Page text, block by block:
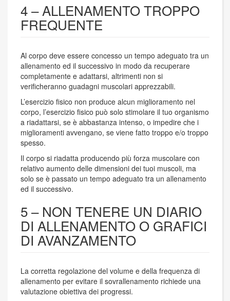
4 – ALLENAMENTO TROPPO
FREQUENTE
Al corpo deve essere concesso un tempo adeguato tra un
allenamento ed il successivo in modo da recuperare
completamente e adattarsi, altrimenti non si
verificheranno guadagni muscolari apprezzabili.
L’esercizio fisico non produce alcun miglioramento nel
corpo, l’esercizio fisico può solo stimolare il tuo organismo
a riadattarsi, se è abbastanza intenso, o impedire che i
miglioramenti avvengano, se viene fatto troppo e/o troppo
spesso.
Il corpo si riadatta producendo più forza muscolare con
relativo aumento delle dimensioni dei tuoi muscoli, ma
solo se è passato un tempo adeguato tra un allenamento
ed il successivo.
5 – NON TENERE UN DIARIO
DI ALLENAMENTO O GRAFICI
DI AVANZAMENTO
La corretta regolazione del volume e della frequenza di
allenamento per evitare il sovrallenamento richiede una
valutazione obiettiva dei progressi.